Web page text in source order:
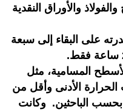
والفولاذ والأوراق النقدية
قدرته على البقاء إلى سبعة
المسامية، مثل
درجات الحرارة الأدنى وأقل من
16 ساعة عند الدرجات الأعلى)، بحسب الباحثين. ‎وكانت